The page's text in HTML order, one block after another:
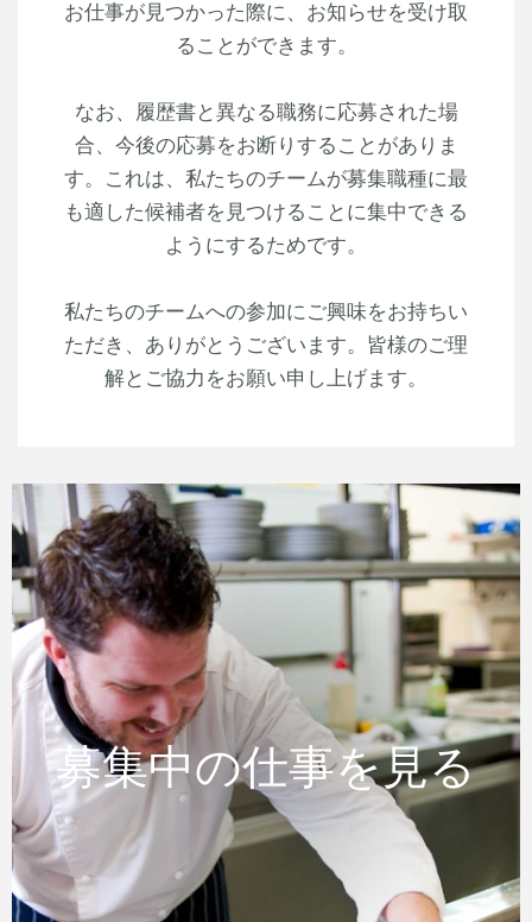
お仕事が見つかった際に、お知らせを受け取
ることができます。
なお、履歴書と異なる職務に応募された場
合、今後の応募をお断りすることがありま
す。これは、私たちのチームが募集職種に最
も適した候補者を見つけることに集中できる
ようにするためです。
私たちのチームへの参加にご興味をお持ちい
ただき、ありがとうございます。皆様のご理
解とご協力をお願い申し上げます。
募集中の仕事を見る
募集中の仕事を見る